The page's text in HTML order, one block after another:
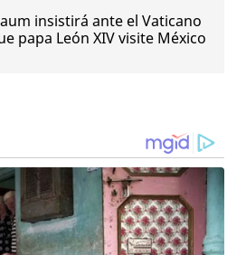
insistirá ante el Vaticano
papa León XIV visite México